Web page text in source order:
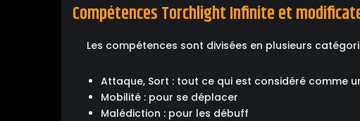
Compétences Torchlight Infinite et
Les compétences sont divisées en plusieurs
Attaque, Sort : tout ce qui est considéré comme
Mobilité : pour se déplacer
Malédiction : pour les débuff